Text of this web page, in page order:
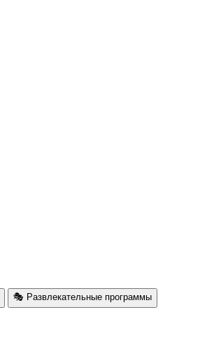
🎭 Развлекательные программы